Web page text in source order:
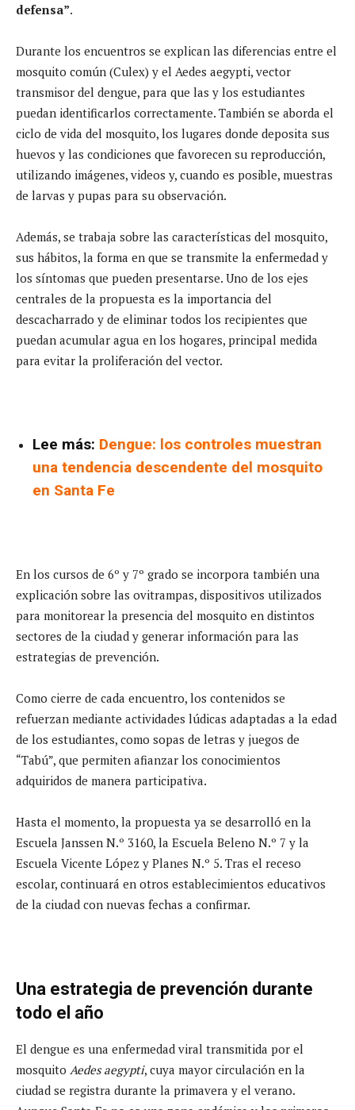
defensa”.
Durante los encuentros se explican las diferencias entre el
mosquito común (Culex) y el Aedes aegypti, vector
transmisor del dengue, para que las y los estudiantes
puedan identificarlos correctamente. También se aborda el
ciclo de vida del mosquito, los lugares donde deposita sus
huevos y las condiciones que favorecen su reproducción,
utilizando imágenes, videos y, cuando es posible, muestras
de larvas y pupas para su observación.
Además, se trabaja sobre las características del mosquito,
sus hábitos, la forma en que se transmite la enfermedad y
los síntomas que pueden presentarse. Uno de los ejes
centrales de la propuesta es la importancia del
descacharrado y de eliminar todos los recipientes que
puedan acumular agua en los hogares, principal medida
para evitar la proliferación del vector.
Lee más: Dengue: los controles muestran
una tendencia descendente del mosquito
en Santa Fe
En los cursos de 6º y 7º grado se incorpora también una
explicación sobre las ovitrampas, dispositivos utilizados
para monitorear la presencia del mosquito en distintos
sectores de la ciudad y generar información para las
estrategias de prevención.
Como cierre de cada encuentro, los contenidos se
refuerzan mediante actividades lúdicas adaptadas a la edad
de los estudiantes, como sopas de letras y juegos de
“Tabú”, que permiten afianzar los conocimientos
adquiridos de manera participativa.
Hasta el momento, la propuesta ya se desarrolló en la
Escuela Janssen N.º 3160, la Escuela Beleno N.º 7 y la
Escuela Vicente López y Planes N.º 5. Tras el receso
escolar, continuará en otros establecimientos educativos
de la ciudad con nuevas fechas a confirmar.
Una estrategia de prevención durante
todo el año
El dengue es una enfermedad viral transmitida por el
mosquito Aedes aegypti, cuya mayor circulación en la
ciudad se registra durante la primavera y el verano.